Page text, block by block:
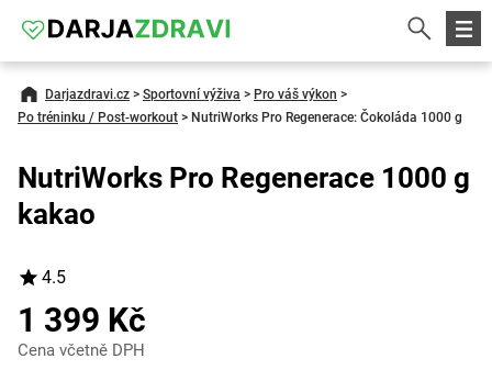
Darjazdravi.cz > Sportovní výživa > Pro váš výkon >
Po tréninku / Post-workout > NutriWorks Pro Regenerace: Čokoláda 1000 g
NutriWorks Pro Regenerace 1000 g
kakao
4.5
1 399 Kč
Cena včetně DPH